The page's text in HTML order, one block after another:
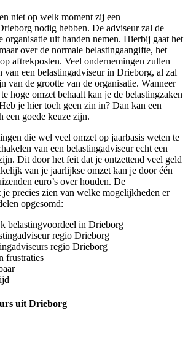
niet op welk moment zij een
nodig hebben. De adviseur zal de
organisatie uit handen nemen. Hierbij gaat het
over de normale belastingaangifte, het
aftrekposten. Veel ondernemingen zullen
van een belastingadviseur in Drieborg, al zal
van de grootte van de organisatie. Wanneer
hoge omzet behaalt kan je de belastingzaken
je hier toch geen zin in? Dan kan een
een goede keuze zijn.
die wel veel omzet op jaarbasis weten te
van een belastingadviseur echt een
Dit door het feit dat je ontzettend veel geld
van je jaarlijkse omzet kan je door één
euro’s over houden. De
je precies zien van welke mogelijkheden er
opgesomd:
belastingvoordeel in Drieborg
regio Drieborg
regio Drieborg
frustraties
uit Drieborg